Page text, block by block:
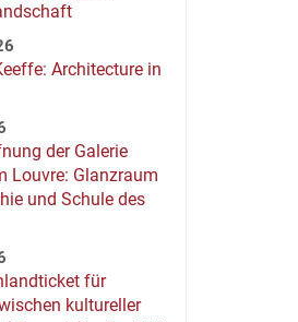
Architecture in
der Galerie
Louvre: Glanzraum
und Schule des
für
kultureller